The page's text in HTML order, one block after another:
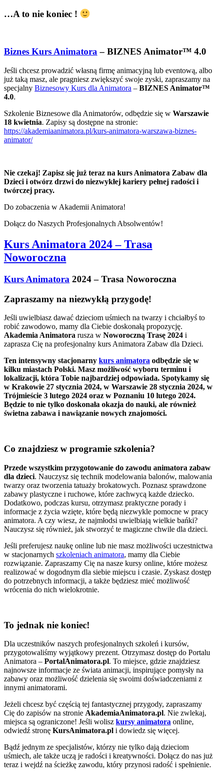
…A to nie koniec !
Biznes Kurs Animatora– BIZNES Animator™ 4.0
Jeśli chcesz prowadzić własną firmę animacyjną lub eventową, albo
już taką masz, ale pragniesz zwiększyć swoje zyski, zapraszamy na
specjalny Biznesowy Kurs dla Animatora – BIZNES Animator™
4.0.
Szkolenie Biznesowe dla Animatorów, odbędzie się w Warszawie
18 kwietnia. Zapisy są dostępne na stronie:
https://akademiaanimatora.pl/kurs-animatora-warszawa-biznes-
animator/
Nie czekaj! Zapisz się już teraz na kurs Animatora Zabaw dla
Dzieci i otwórz drzwi do niezwykłej kariery pełnej radości i
twórczej pracy.
Do zobaczenia w Akademii Animatora!
Dołącz do Naszych Profesjonalnych Absolwentów!
Kurs Animatora 2024 – Trasa
Noworoczna
Kurs Animatora 2024 – Trasa Noworoczna
Zapraszamy na niezwykłą przygodę!
Jeśli uwielbiasz dawać dzieciom uśmiech na twarzy i chciałbyś to
robić zawodowo, mamy dla Ciebie doskonałą propozycję.
Akademia Animatora rusza w Noworoczną Trasę 2024 i
zaprasza Cię na profesjonalny kurs Animatora Zabaw dla Dzieci.
Ten intensywny stacjonarny kurs animatora odbędzie się w
kilku miastach Polski. Masz możliwość wyboru terminu i
lokalizacji, która Tobie najbardziej odpowiada. Spotykamy się
w Krakowie 27 stycznia 2024, w Warszawie 28 stycznia 2024, w
Trójmieście 3 lutego 2024 oraz w Poznaniu 10 lutego 2024.
Będzie to nie tylko doskonała okazja do nauki, ale również
świetna zabawa i nawiązanie nowych znajomości.
Co znajdziesz w programie szkolenia?
Przede wszystkim przygotowanie do zawodu animatora zabaw
dla dzieci. Nauczysz się technik modelowania balonów, malowania
twarzy oraz tworzenia tatuaży brokatowych. Poznasz sprawdzone
zabawy plastyczne i ruchowe, które zachwycą każde dziecko.
Dodatkowo, podczas kursu, otrzymasz praktyczne porady i
informacje z życia wzięte, które będą niezwykle pomocne w pracy
animatora. A czy wiesz, że najmłodsi uwielbiają wielkie bańki?
Nauczysz się również, jak stworzyć te magiczne chwile dla dzieci.
Jeśli preferujesz naukę online lub nie masz możliwości uczestnictwa
w stacjonarnych szkoleniach animatora, mamy dla Ciebie
rozwiązanie. Zapraszamy Cię na nasze kursy online, które możesz
realizować w dogodnym dla siebie miejscu i czasie. Zyskasz dostęp
do potrzebnych informacji, a także będziesz mieć możliwość
wrócenia do nich wielokrotnie.
To jednak nie koniec!
Dla uczestników naszych profesjonalnych szkoleń i kursów,
przygotowaliśmy wyjątkowy prezent. Otrzymasz dostęp do Portalu
Animatora – PortalAnimatora.pl. To miejsce, gdzie znajdziesz
najnowsze informacje ze świata animacji, inspirujące pomysły na
zabawy oraz możliwość dzielenia się swoimi doświadczeniami z
innymi animatorami.
Jeżeli chcesz być częścią tej fantastycznej przygody, zapraszamy
Cię do zapisów na stronie AkademiaAnimatora.pl. Nie zwlekaj,
miejsca są ograniczone! Jeśli wolisz kursy animatora online,
odwiedź stronę KursAnimatora.pl i dowiedz się więcej.
Bądź jednym ze specjalistów, którzy nie tylko dają dzieciom
uśmiech, ale także uczą je radości i kreatywności. Dołącz do nas już
teraz i wejdź na ścieżkę zawodu, który przynosi radość i spełnienie.